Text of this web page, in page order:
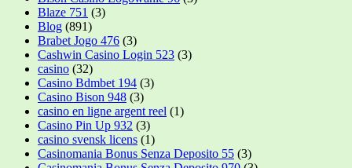
Blaze 751 (3)
Blog (891)
Brabet Jogo 476 (3)
Cashwin Casino Login 523 (3)
casino (32)
Casino Bdmbet 194 (3)
Casino Bison 948 (3)
casino en ligne argent reel (1)
Casino Pin Up 932 (3)
casino svensk licens (1)
Casinomania Bonus Senza Deposito 55 (3)